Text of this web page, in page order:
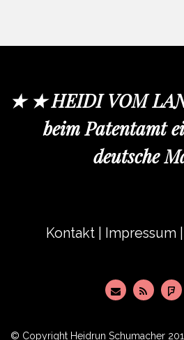
★ ★ HEIDI VOM
beim Patentamt
deutsche
Kontakt Impressum
© Copyright Heidrun Schumacher